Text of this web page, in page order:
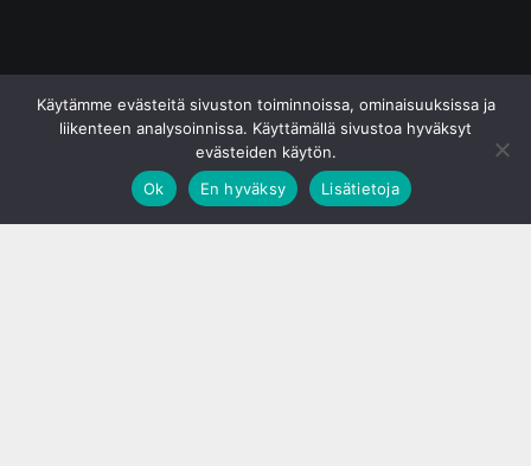
Käytämme evästeitä sivuston toiminnoissa, ominaisuuksissa ja
liikenteen analysoinnissa. Käyttämällä sivustoa hyväksyt
evästeiden käytön.
Ok
En hyväksy Lisätietoja